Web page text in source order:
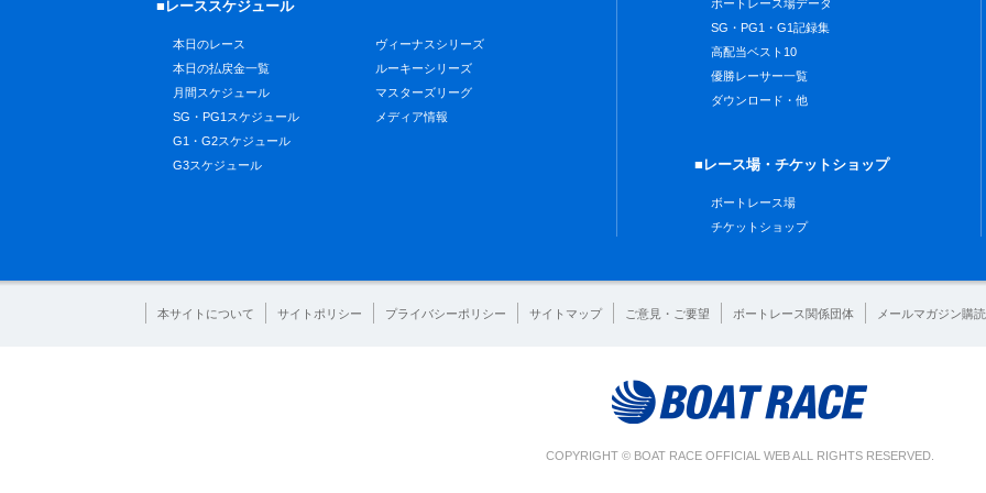
■レーススケジュール
本日のレース
本日の払戻金一覧
月間スケジュール
SG・PG1スケジュール
G1・G2スケジュール
G3スケジュール
ヴィーナスシリーズ
ルーキーシリーズ
マスターズリーグ
メディア情報
ボートレース場データ
SG・PG1・G1記録集
高配当ベスト10
優勝レーサー一覧
ダウンロード・他
■レース場・チケットショップ
ボートレース場
チケットショップ
本サイトについて サイトポリシー プライバシーポリシー サイトマップ ご意見・ご要望 ボートレース関係団体 メールマガジン購読
COPYRIGHT © BOAT RACE OFFICIAL WEB ALL RIGHTS RESERVED.